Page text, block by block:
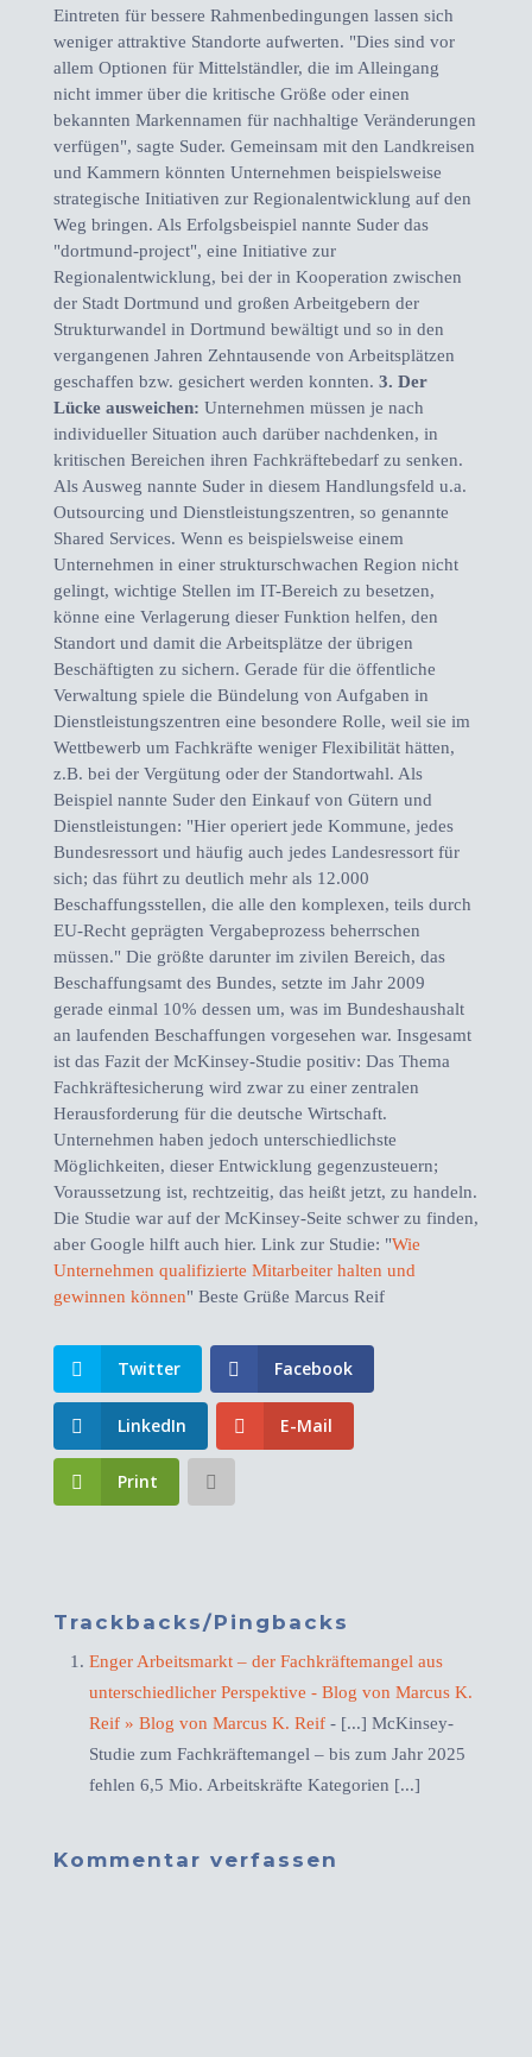
Eintreten für bessere Rahmenbedingungen lassen sich
weniger attraktive Standorte aufwerten. "Dies sind vor
allem Optionen für Mittelständler, die im Alleingang
nicht immer über die kritische Größe oder einen
bekannten Markennamen für nachhaltige Veränderungen
verfügen", sagte Suder. Gemeinsam mit den Landkreisen
und Kammern könnten Unternehmen beispielsweise
strategische Initiativen zur Regionalentwicklung auf den
Weg bringen. Als Erfolgsbeispiel nannte Suder das
"dortmund-project", eine Initiative zur
Regionalentwicklung, bei der in Kooperation zwischen
der Stadt Dortmund und großen Arbeitgebern der
Strukturwandel in Dortmund bewältigt und so in den
vergangenen Jahren Zehntausende von Arbeitsplätzen
geschaffen bzw. gesichert werden konnten. 3. Der
Lücke ausweichen: Unternehmen müssen je nach
individueller Situation auch darüber nachdenken, in
kritischen Bereichen ihren Fachkräftebedarf zu senken.
Als Ausweg nannte Suder in diesem Handlungsfeld u.a.
Outsourcing und Dienstleistungszentren, so genannte
Shared Services. Wenn es beispielsweise einem
Unternehmen in einer strukturschwachen Region nicht
gelingt, wichtige Stellen im IT-Bereich zu besetzen,
könne eine Verlagerung dieser Funktion helfen, den
Standort und damit die Arbeitsplätze der übrigen
Beschäftigten zu sichern. Gerade für die öffentliche
Verwaltung spiele die Bündelung von Aufgaben in
Dienstleistungszentren eine besondere Rolle, weil sie im
Wettbewerb um Fachkräfte weniger Flexibilität hätten,
z.B. bei der Vergütung oder der Standortwahl. Als
Beispiel nannte Suder den Einkauf von Gütern und
Dienstleistungen: "Hier operiert jede Kommune, jedes
Bundesressort und häufig auch jedes Landesressort für
sich; das führt zu deutlich mehr als 12.000
Beschaffungsstellen, die alle den komplexen, teils durch
EU-Recht geprägten Vergabeprozess beherrschen
müssen." Die größte darunter im zivilen Bereich, das
Beschaffungsamt des Bundes, setzte im Jahr 2009
gerade einmal 10% dessen um, was im Bundeshaushalt
an laufenden Beschaffungen vorgesehen war. Insgesamt
ist das Fazit der McKinsey-Studie positiv: Das Thema
Fachkräftesicherung wird zwar zu einer zentralen
Herausforderung für die deutsche Wirtschaft.
Unternehmen haben jedoch unterschiedlichste
Möglichkeiten, dieser Entwicklung gegenzusteuern;
Voraussetzung ist, rechtzeitig, das heißt jetzt, zu handeln.
Die Studie war auf der McKinsey-Seite schwer zu finden,
aber Google hilft auch hier. Link zur Studie: "Wie
Unternehmen qualifizierte Mitarbeiter halten und
gewinnen können" Beste Grüße Marcus Reif
Twitter Facebook
LinkedIn E-Mail
Print
Trackbacks/Pingbacks
Enger Arbeitsmarkt – der Fachkräftemangel aus
unterschiedlicher Perspektive - Blog von Marcus K.
Reif » Blog von Marcus K. Reif- [...] McKinsey-
Studie zum Fachkräftemangel – bis zum Jahr 2025
fehlen 6,5 Mio. Arbeitskräfte Kategorien [...]
Kommentar verfassen